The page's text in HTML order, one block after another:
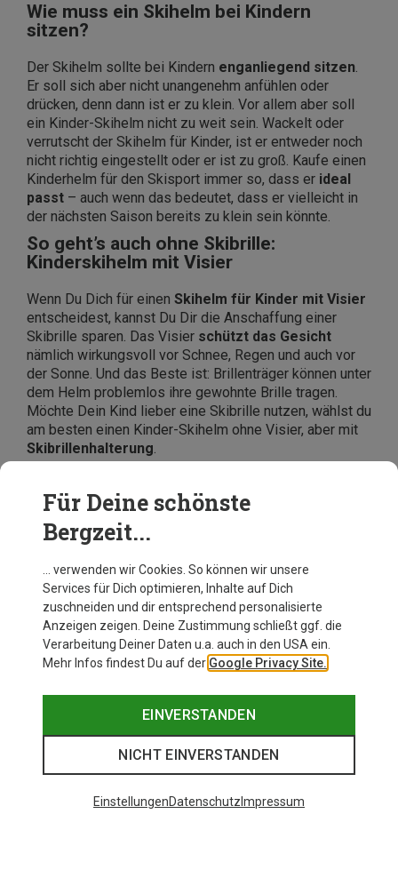
Wie muss ein Skihelm bei Kindern
sitzen?
Der Skihelm sollte bei Kindern enganliegend sitzen.
Er soll sich aber nicht unangenehm anfühlen oder
drücken, denn dann ist er zu klein. Vor allem aber soll
ein Kinder-Skihelm nicht zu weit sein. Wackelt oder
verrutscht der Skihelm für Kinder, ist er entweder noch
nicht richtig eingestellt oder er ist zu groß. Kaufe einen
Kinderhelm für den Skisport immer so, dass er ideal
passt – auch wenn das bedeutet, dass er vielleicht in
der nächsten Saison bereits zu klein sein könnte.
So geht’s auch ohne Skibrille:
Kinderskihelm mit Visier
Wenn Du Dich für einen Skihelm für Kinder mit Visier
entscheidest, kannst Du Dir die Anschaffung einer
Skibrille sparen. Das Visier schützt das Gesicht
nämlich wirkungsvoll vor Schnee, Regen und auch vor
der Sonne. Und das Beste ist: Brillenträger können unter
dem Helm problemlos ihre gewohnte Brille tragen.
Möchte Dein Kind lieber eine Skibrille nutzen, wählst du
am besten einen Kinder-Skihelm ohne Visier, aber mit
Skibrillenhalterung.
oder Girobieten hochwertige Skihelme für Mädchen
und Jungen an. Entdecke jetzt bei Bergzeit die Vielfalt
und bestelle euren neuen Skihelm für Kinder bequem
Für Deine schönste
Bergzeit...
… verwenden wir Cookies. So können wir unsere
Services für Dich optimieren, Inhalte auf Dich
zuschneiden und dir entsprechend personalisierte
Anzeigen zeigen. Deine Zustimmung schließt ggf. die
Verarbeitung Deiner Daten u.a. auch in den USA ein.
Mehr Infos findest Du auf der Google Privacy Site.
EINVERSTANDEN
NICHT EINVERSTANDEN
EinstellungenDatenschutz Impressum